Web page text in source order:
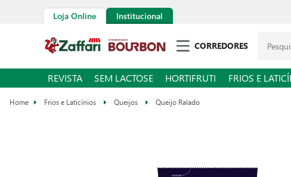
Loja Online Institucional
CORREDORES
REVISTA SEM LACTOSE HORTIFRUTI FRIOS E
Frios e Laticínios Queijos Queijo Ralado